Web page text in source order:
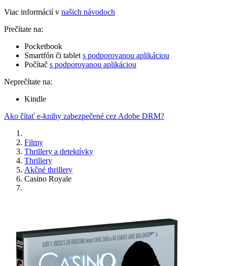
Viac informácií v našich návodoch
Prečítate na:
Pocketbook
Smartfón či tablet s podporovanou aplikáciou
Počítač s podporovanou aplikáciou
Neprečítate na:
Kindle
Ako čítať e-knihy zabezpečené cez Adobe DRM?
Filmy
Thrillery a detektívky
Thrillery
Akčné thrillery
Casino Royale